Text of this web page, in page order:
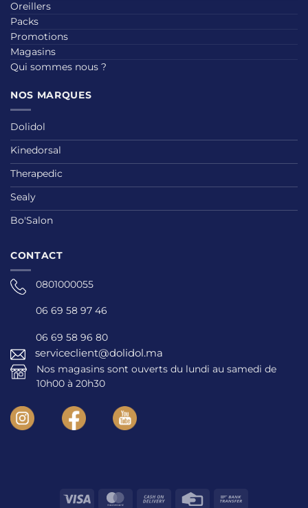
Oreillers
Packs
Promotions
Magasins
Qui sommes nous ?
NOS MARQUES
Dolidol
Kinedorsal
Therapedic
Sealy
Bo'Salon
CONTACT
0801000055
06 69 58 97 46
06 69 58 96 80
serviceclient@dolidol.ma
Nos magasins sont ouverts du lundi au samedi de
10h00 à 20h30
Visa MasterCard
Cash
Credit